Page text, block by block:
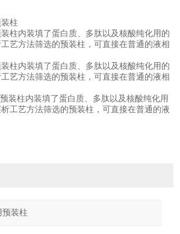
柱
柱内装填了蛋白质、多肽以及核酸纯化用的
艺方法筛选的预装柱，可直接在普通的液相
柱内装填了蛋白质、多肽以及核酸纯化用的
艺方法筛选的预装柱，可直接在普通的液相
器上使用。
装柱内装填了蛋白质、多肽以及核酸纯化用
工艺方法筛选的预装柱，可直接在普通的液